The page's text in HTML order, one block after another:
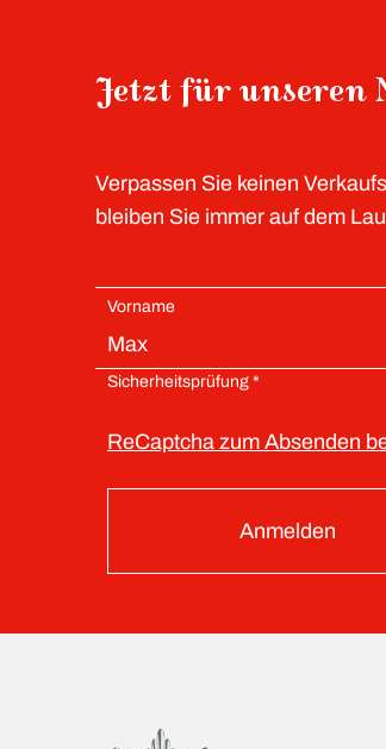
Jetzt für unseren
Verpassen Sie keinen
bleiben Sie immer auf dem
Vorname
Sicherheitsprüfung *
ReCaptcha zum Absenden
Anmelden